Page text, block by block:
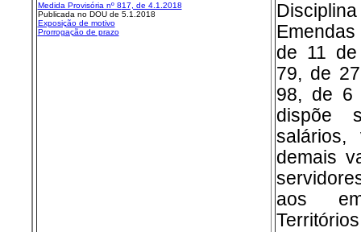
Medida Provisória nº 817, de 4.1.2018
Publicada no DOU de 5.1.2018
Exposição de motivo
Prorrogação de prazo
de 11
79, de
98, de 6
dispõe
salários,
demais
aos